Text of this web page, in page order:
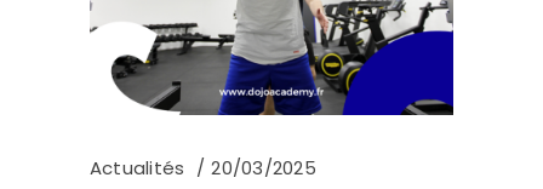
Actualités 20/03/2025